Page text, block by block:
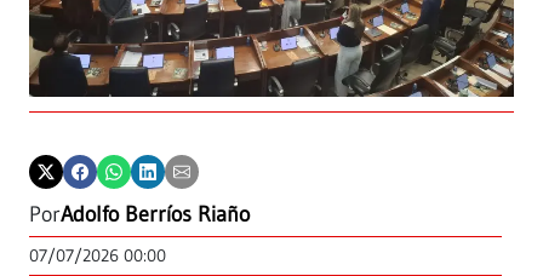
PorAdolfo Berríos Riaño
07/07/2026 00:00